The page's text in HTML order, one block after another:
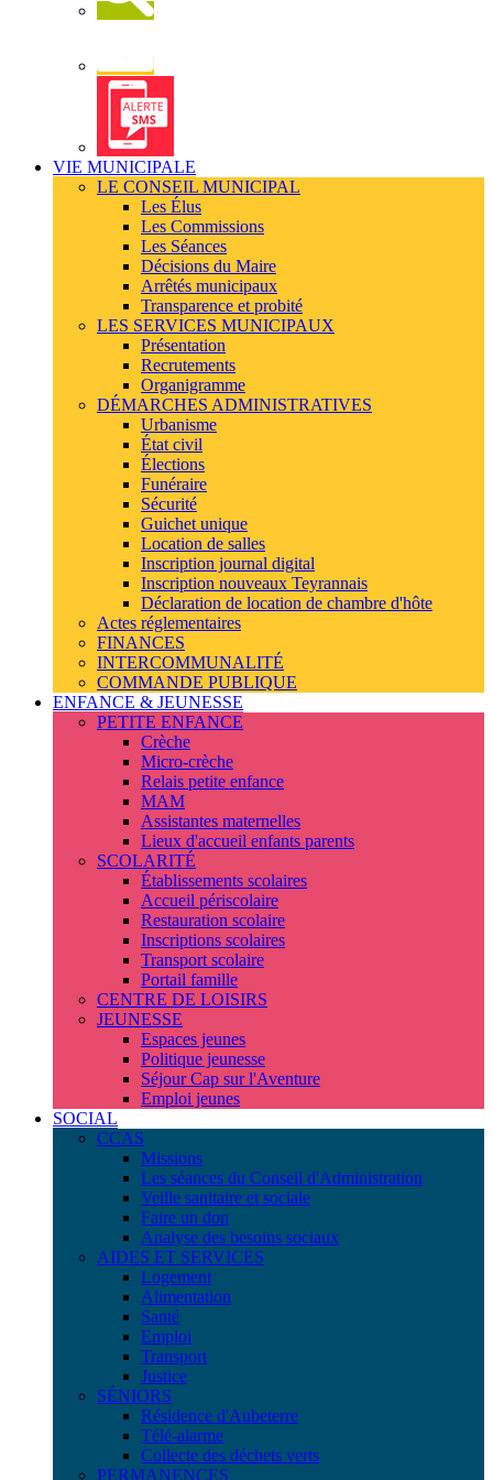
Alerte
SMS
VIE MUNICIPALE
LE CONSEIL MUNICIPAL
Les Élus
Les Commissions
Les Séances
Décisions du Maire
Arrêtés municipaux
Transparence et probité
LES SERVICES MUNICIPAUX
Présentation
Recrutements
Organigramme
DÉMARCHES ADMINISTRATIVES
Urbanisme
État civil
Élections
Funéraire
Sécurité
Guichet unique
Location de salles
Inscription journal digital
Inscription nouveaux Teyrannais
Déclaration de location de chambre d'hôte
Actes réglementaires
FINANCES
INTERCOMMUNALITÉ
COMMANDE PUBLIQUE
ENFANCE & JEUNESSE
PETITE ENFANCE
Crèche
Micro-crèche
Relais petite enfance
MAM
Assistantes maternelles
Lieux d'accueil enfants parents
SCOLARITÉ
Établissements scolaires
Accueil périscolaire
Restauration scolaire
Inscriptions scolaires
Transport scolaire
Portail famille
CENTRE DE LOISIRS
JEUNESSE
Espaces jeunes
Politique jeunesse
Séjour Cap sur l'Aventure
Emploi jeunes
SOCIAL
CCAS
Missions
Les séances du Conseil d'Administration
Veille sanitaire et sociale
Faire un don
Analyse des besoins sociaux
AIDES ET SERVICES
Logement
Alimentation
Santé
Emploi
Transport
Justice
SÉNIORS
Résidence d'Aubeterre
Télé-alarme
Collecte des déchets verts
PERMANENCES